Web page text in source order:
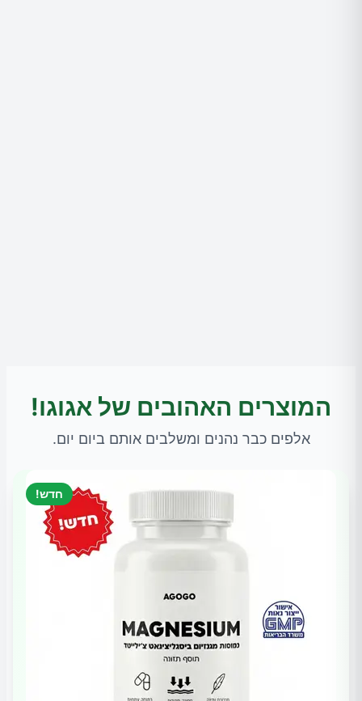
המוצרים האהובים של אגוגו!
אלפים כבר נהנים ומשלבים אותם ביום יום.
חדש!